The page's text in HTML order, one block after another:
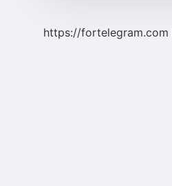
https://fortelegram.com